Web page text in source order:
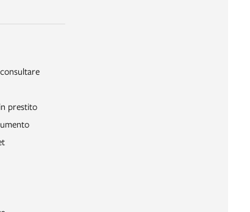
prestito